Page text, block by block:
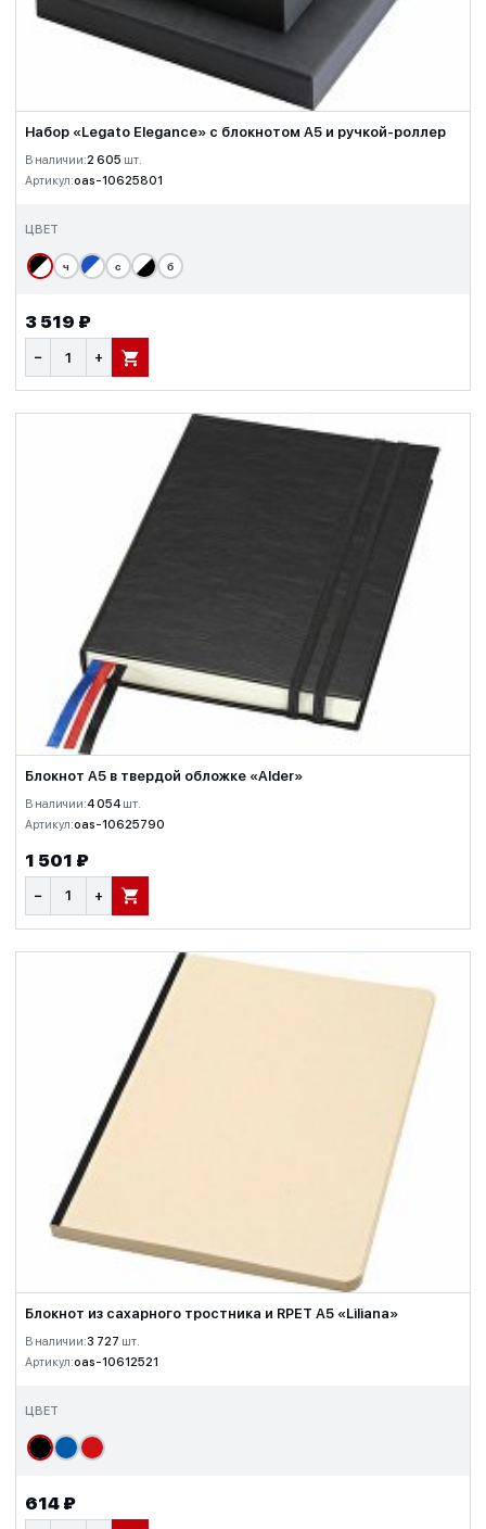
Набор «Legato Elegance» с блокнотом А5 и ручкой-роллер
В наличии:2 605 шт.
Артикул:oas-10625801
ЦВЕТ
ч с б
3 519 ₽
− + В КОРЗИНУ
Блокнот A5 в твердой обложке «Alder»
В наличии:4 054 шт.
Артикул:oas-10625790
1 501 ₽
− + В КОРЗИНУ
Блокнот из сахарного тростника и RPET А5 «Liliana»
В наличии:3 727 шт.
Артикул:oas-10612521
ЦВЕТ
614 ₽